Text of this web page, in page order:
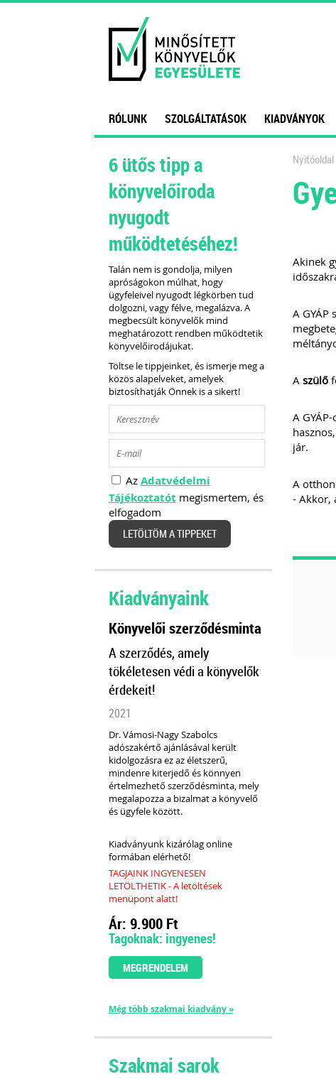
RÓLUNK SZOLGÁLTATÁSOK KIADVÁNYOK
Nyitóoldal
Akinek
A GYÁP
A szülő
A
jár.
A
- Akkor,
6 ütős tipp a
könyvelőiroda
nyugodt
működtetéséhez!
Talán nem is gondolja, milyen
apróságokon múlhat, hogy
ügyfeleivel nyugodt légkörben tud
dolgozni, vagy félve, megalázva. A
megbecsült könyvelők mind
meghatározott rendben működtetik
könyvelőirodájukat.
Töltse le tippjeinket, és ismerje meg a
közös alapelveket, amelyek
biztosíthatják Önnek is a sikert!
Az Adatvédelmi
Tájékoztatót megismertem, és
elfogadom
LETÖLTÖM A TIPPEKET
Kiadványaink
Könyvelői szerződésminta
A szerződés, amely
tökéletesen védi a könyvelők
érdekeit!
2021
Dr. Vámosi-Nagy Szabolcs
adószakértő ajánlásával került
kidolgozásra ez az életszerű,
mindenre kiterjedő és könnyen
értelmezhető szerződésminta, mely
megalapozza a bizalmat a könyvelő
és ügyfele között.
Kiadványunk kizárólag online
formában elérhető!
TAGJAINK INGYENESEN
LETÖLTHETIK - A letöltések
menüpont alatt!
Ár: 9.900 Ft
Tagoknak: ingyenes!
MEGRENDELEM
Még több szakmai kiadvány »
Szakmai sarok